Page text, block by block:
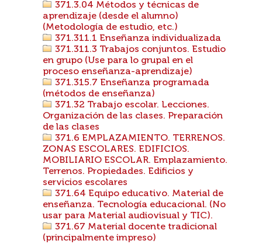
371.3.04 Métodos y técnicas de
aprendizaje (desde el alumno)
(Metodología de estudio, etc.)
371.311.1 Enseñanza individualizada
371.311.3 Trabajos conjuntos. Estudio
en grupo (Use para lo grupal en el
proceso enseñanza-aprendizaje)
371.315.7 Enseñanza programada
(métodos de enseñanza)
371.32 Trabajo escolar. Lecciones.
Organización de las clases. Preparación
de las clases
371.6 EMPLAZAMIENTO. TERRENOS.
ZONAS ESCOLARES. EDIFICIOS.
MOBILIARIO ESCOLAR. Emplazamiento.
Terrenos. Propiedades. Edificios y
servicios escolares
371.64 Equipo educativo. Material de
enseñanza. Tecnología educacional. (No
usar para Material audiovisual y TIC).
371.67 Material docente tradicional
(principalmente impreso)